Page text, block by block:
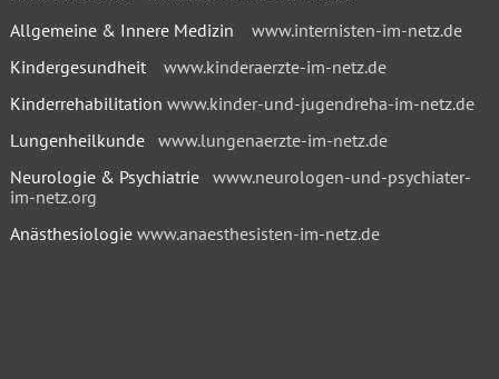
Allgemeine & Innere Medizin www.internisten-im-netz.de
Kindergesundheit www.kinderaerzte-im-netz.de
Kinderrehabilitation www.kinder-und-jugendreha-im-netz.de
Lungenheilkunde www.lungenaerzte-im-netz.de
Neurologie & Psychiatrie www.neurologen-und-psychiater-
im-netz.org
Anästhesiologie www.anaesthesisten-im-netz.de